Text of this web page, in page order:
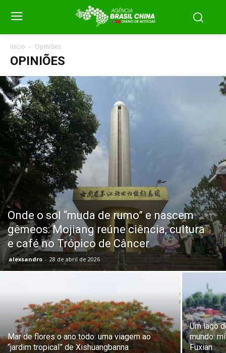
Início Opiniões
OPINIÕES
Onde o sol “muda de rumo” e nascem
gêmeos: Mojiang reúne ciência, cultura
e café no Trópico de Câncer
alexsandro - 28 de abril de 2026
Mar de flores o ano todo: uma viagem ao
“jardim tropical” de Xishuangbanna
Um lago
mundo:
Fuxian